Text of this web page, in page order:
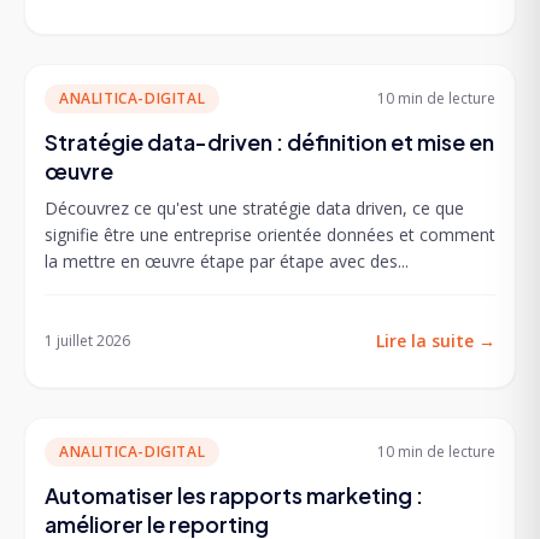
ANALITICA-DIGITAL 10 min de lecture
Stratégie data-driven : définition et mise en
œuvre
Découvrez ce qu'est une stratégie data driven, ce que
signifie être une entreprise orientée données et comment
la mettre en œuvre étape par étape avec des...
1 juillet 2026 Lire la suite →
ANALITICA-DIGITAL 10 min de lecture
Automatiser les rapports marketing :
améliorer le reporting